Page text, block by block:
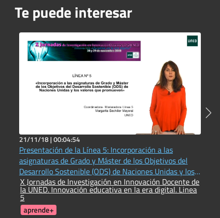
Te puede interesar
21/11/18 |00:04:54
Presentación de la Línea 5: Incorporación a las
asignaturas de Grado y Máster de los Objetivos del
Desarrollo Sostenible (ODS) de Naciones Unidas y los
valores que promueven
X Jornadas de Investigación en Innovación Docente de
la UNED. Innovación educativa en la era digital. Linea
5
aprende+